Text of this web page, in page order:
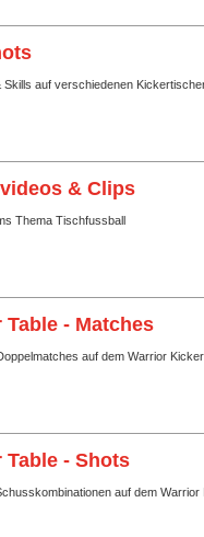
auf verschiedenen
& Clips
Thema Tischfussball
Table - Matches
auf dem Warrior Kicker
Table - Shots
auf dem Warrior